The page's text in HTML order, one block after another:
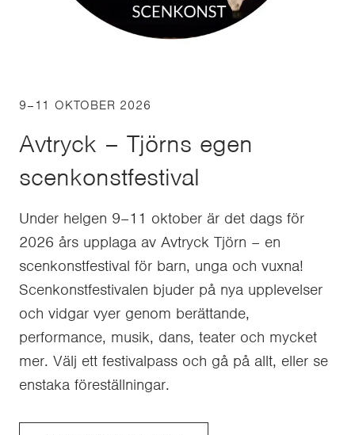
9–11 OKTOBER 2026
Avtryck – Tjörns egen
scenkonstfestival
Under helgen 9–11 oktober är det dags för
2026 års upplaga av Avtryck Tjörn – en
scenkonstfestival för barn, unga och vuxna!
Scenkonstfestivalen bjuder på nya upplevelser
och vidgar vyer genom berättande,
performance, musik, dans, teater och mycket
mer. Välj ett festivalpass och gå på allt, eller se
enstaka föreställningar.